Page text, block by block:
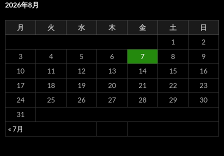
2026年8月
月 火 水 木 金 土 日
« 7月
1
2
3
4 5 6 7 8
9
10
11 12 13 14 15
16
17
18 19 20 21 22
23
24
25 26 27 28 29
30
31